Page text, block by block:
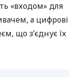
«входом» для
а цифрові
що з’єднує їх